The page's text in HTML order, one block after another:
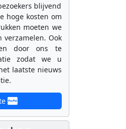
blijvend
hoge kosten om
moeten we
Ook
door ons te
zodat we u
laatste nieuws